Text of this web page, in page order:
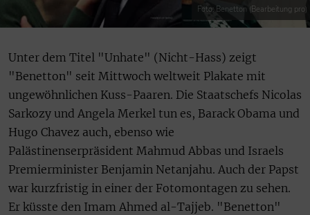
Foto: Benetton (Bearbeitung pro)
Unter dem Titel "Unhate" (Nicht-Hass) zeigt
"Benetton" seit Mittwoch weltweit Plakate mit
ungewöhnlichen Kuss-Paaren. Die Staatschefs Nicolas
Sarkozy und Angela Merkel tun es, Barack Obama und
Hugo Chavez auch, ebenso wie
Palästinenserpräsident Mahmud Abbas und Israels
Premierminister Benjamin Netanjahu. Auch der Papst
war kurzfristig in einer der Fotomontagen zu sehen.
Er küsste den Imam Ahmed al-Tajjeb. "Benetton"